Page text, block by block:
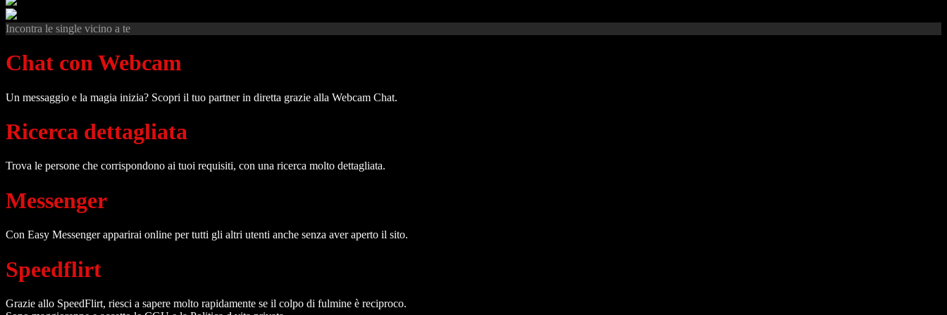
Incontra le single vicino a te
Chat con Webcam
Un messaggio e la magia inizia? Scopri il tuo partner in diretta grazie alla Webcam Chat.
Ricerca dettagliata
Trova le persone che corrispondono ai tuoi requisiti, con una ricerca molto dettagliata.
Messenger
Con Easy Messenger apparirai online per tutti gli altri utenti anche senza aver aperto il sito.
Speedflirt
Grazie allo SpeedFlirt, riesci a sapere molto rapidamente se il colpo di fulmine è reciproco.